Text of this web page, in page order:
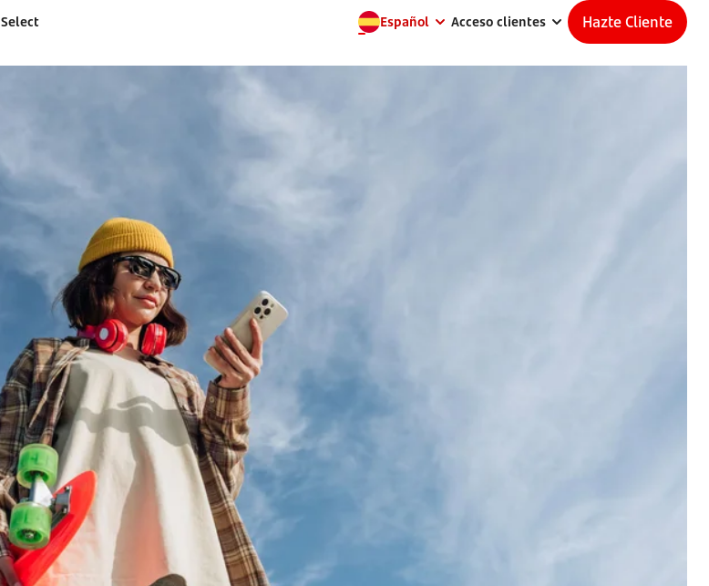
Select Español Acceso clientes Hazte Cliente